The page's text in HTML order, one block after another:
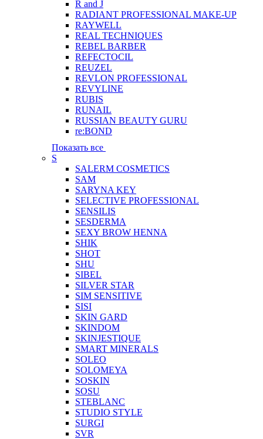
R and J
RADIANT PROFESSIONAL MAKE-UP
RAYWELL
REAL TECHNIQUES
REBEL BARBER
REFECTOCIL
REUZEL
REVLON PROFESSIONAL
REVYLINE
RUBIS
RUNAIL
RUSSIAN BEAUTY GURU
re:BOND
Показать все
S
SALERM COSMETICS
SAM
SARYNA KEY
SELECTIVE PROFESSIONAL
SENSILIS
SESDERMA
SEXY BROW HENNA
SHIK
SHOT
SHU
SIBEL
SILVER STAR
SIM SENSITIVE
SISI
SKIN GARD
SKINDOM
SKINJESTIQUE
SMART MINERALS
SOLEO
SOLOMEYA
SOSKIN
SOSU
STEBLANC
STUDIO STYLE
SURGI
SVR